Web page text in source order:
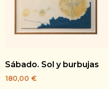
Sábado. Sol y burbujas
180,00 €